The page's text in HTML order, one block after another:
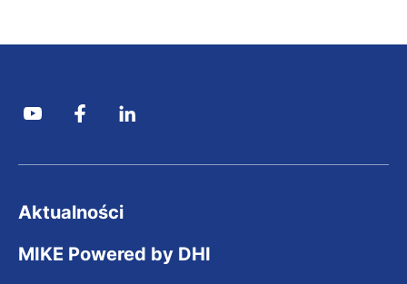
Aktualności
MIKE Powered by DHI